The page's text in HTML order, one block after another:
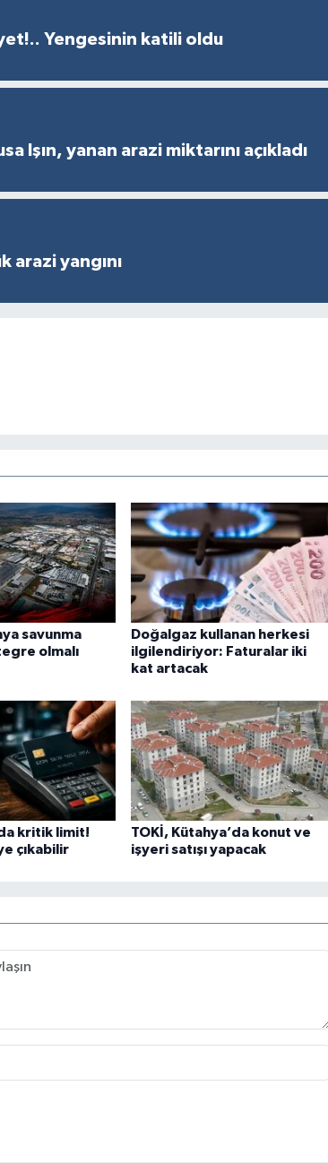
Yengesinin katili oldu
Işın, yanan arazi miktarını açıkladı
arazi yangını
savunma
olmalı
Doğalgaz kullanan herkesi
ilgilendiriyor: Faturalar iki
kat artacak
kritik limit!
çıkabilir
TOKİ, Kütahya’da konut ve
işyeri satışı yapacak